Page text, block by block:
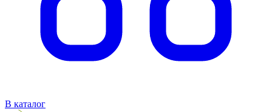
В каталог